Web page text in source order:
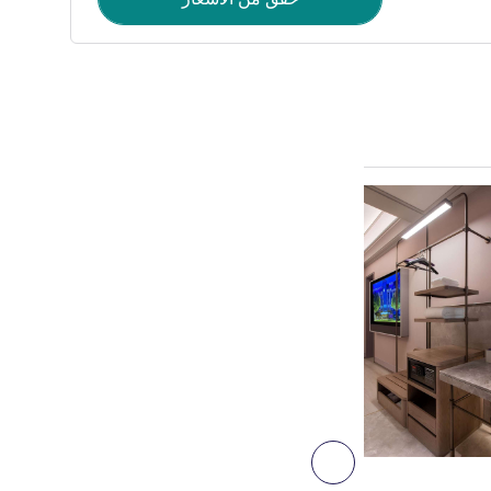
التالي - غرفة